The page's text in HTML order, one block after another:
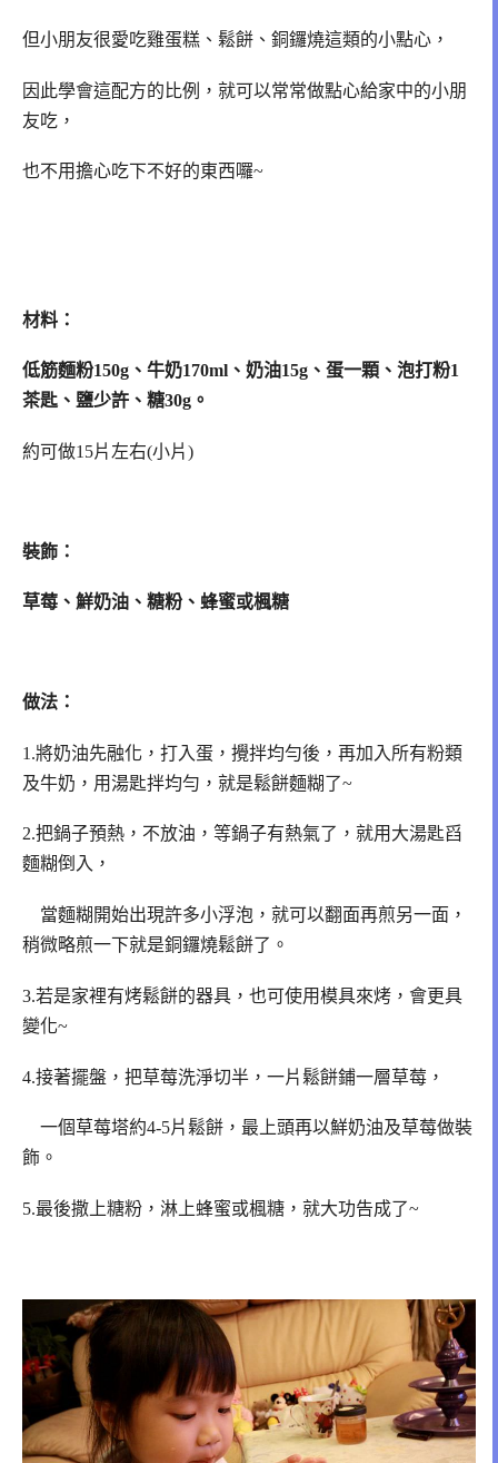
但小朋友很愛吃雞蛋糕、鬆餅、銅鑼燒這類的小點心，
因此學會這配方的比例，就可以常常做點心給家中的小朋
友吃，
也不用擔心吃下不好的東西囉~
材料：
低筋麵粉150g、牛奶170ml、奶油15g、蛋一顆、泡打粉1
茶匙、鹽少許、糖30g。
約可做15片左右(小片)
裝飾：
草莓、鮮奶油、糖粉、蜂蜜或楓糖
做法：
1.將奶油先融化，打入蛋，攪拌均勻後，再加入所有粉類
及牛奶，用湯匙拌均勻，就是鬆餅麵糊了~
2.把鍋子預熱，不放油，等鍋子有熱氣了，就用大湯匙舀
麵糊倒入，
當麵糊開始出現許多小浮泡，就可以翻面再煎另一面，
稍微略煎一下就是銅鑼燒鬆餅了。
3.若是家裡有烤鬆餅的器具，也可使用模具來烤，會更具
變化~
4.接著擺盤，把草莓洗淨切半，一片鬆餅鋪一層草莓，
一個草莓塔約4-5片鬆餅，最上頭再以鮮奶油及草莓做裝
飾。
5.最後撒上糖粉，淋上蜂蜜或楓糖，就大功告成了~